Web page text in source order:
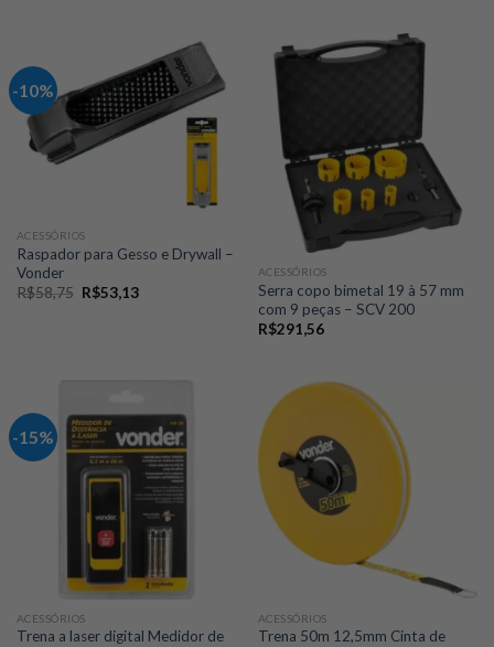
-10%
ACESSÓRIOS
Raspador para Gesso e Drywall –
Vonder
R$58,75 O
R$53,13O
ACESSÓRIOS
Serra copo bimetal 19 à 57 mm
com 9 peças – SCV 200
R$291,56
-15%
ACESSÓRIOS
Trena a laser digital Medidor de
ACESSÓRIOS
Trena 50m 12,5mm Cinta de